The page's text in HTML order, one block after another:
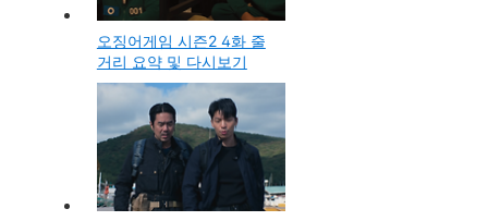
오징어게임 시즌2 4화 줄
거리 요약 및 다시보기